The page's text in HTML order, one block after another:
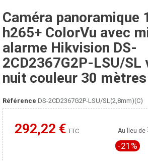
Caméra panoramique
h265+ ColorVu avec
alarme Hikvision DS-
2CD2367G2P-LSU/SL
nuit couleur 30 mètres
Référence DS-2CD2367G2P-LSU/SL(2,8mm)(C)
292,22 € TTC
Moins cher ailleurs ? Au lieu de
-21%